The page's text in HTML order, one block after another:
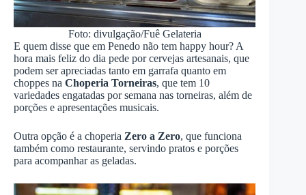
Foto: divulgação/Fuê Gelateria
E quem disse que em Penedo não tem happy hour? A
hora mais feliz do dia pede por cervejas artesanais, que
podem ser apreciadas tanto em garrafa quanto em
choppes na Choperia Torneiras, que tem 10
variedades engatadas por semana nas torneiras, além de
porções e apresentações musicais.
Outra opção é a choperia Zero a Zero, que funciona
também como restaurante, servindo pratos e porções
para acompanhar as geladas.